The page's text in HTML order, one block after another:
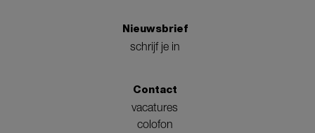
Nieuwsbrief
schrijf je in
Contact
vacatures
colofon